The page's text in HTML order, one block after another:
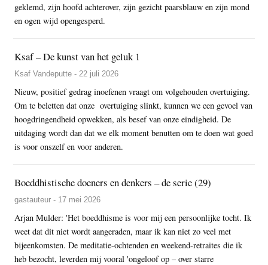
geklemd, zijn hoofd achterover, zijn gezicht paarsblauw en zijn mond
en ogen wijd opengesperd.
Ksaf – De kunst van het geluk 1
Ksaf Vandeputte - 22 juli 2026
Nieuw, positief gedrag inoefenen vraagt om volgehouden overtuiging.
Om te beletten dat onze overtuiging slinkt, kunnen we een gevoel van
hoogdringendheid opwekken, als besef van onze eindigheid. De
uitdaging wordt dan dat we elk moment benutten om te doen wat goed
is voor onszelf en voor anderen.
Boeddhistische doeners en denkers – de serie (29)
gastauteur - 17 mei 2026
Arjan Mulder: 'Het boeddhisme is voor mij een persoonlijke tocht. Ik
weet dat dit niet wordt aangeraden, maar ik kan niet zo veel met
bijeenkomsten. De meditatie-ochtenden en weekend-retraites die ik
heb bezocht, leverden mij vooral 'ongeloof op – over starre